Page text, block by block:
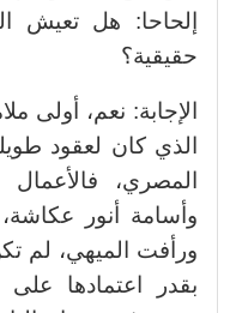
إلحاحا: هل تعيش
حقيقية؟
الإجابة: نعم، أولى
الذي كان لعقود
المصري،
وأسامة أنور
ورأفت الميهي، لم
بقدر اعتمادها